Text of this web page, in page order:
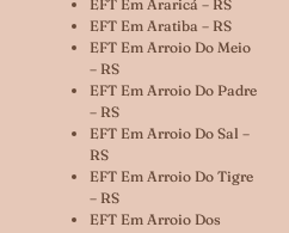
EFT Em Araricá – RS
EFT Em Aratiba – RS
EFT Em Arroio Do Meio
– RS
EFT Em Arroio Do Padre
– RS
EFT Em Arroio Do Sal –
RS
EFT Em Arroio Do Tigre
– RS
EFT Em Arroio Dos